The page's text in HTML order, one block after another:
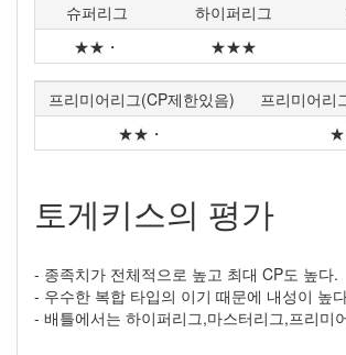
슈퍼리그 하이퍼리그
★★・
★★★
프리미어리그(CP제한있음)
프리미어리
★★・
토게키스의 평가
- 종족치가 전체적으로 높고 최대 CP도 높다.
- 우수한 복합 타입의 이기 때문에 내성이 높
- 배틀에서는 하이퍼리그,마스터리그,프리미